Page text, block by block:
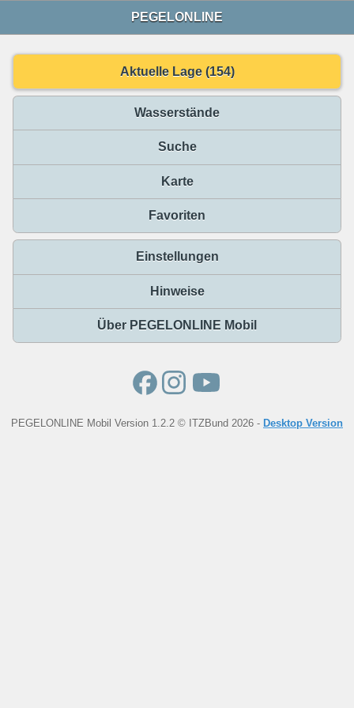
PEGELONLINE
Aktuelle Lage (154)
Wasserstände
Suche
Karte
Favoriten
Einstellungen
Hinweise
Über PEGELONLINE Mobil
PEGELONLINE Mobil Version 1.2.2 © ITZBund 2026 - Desktop Version